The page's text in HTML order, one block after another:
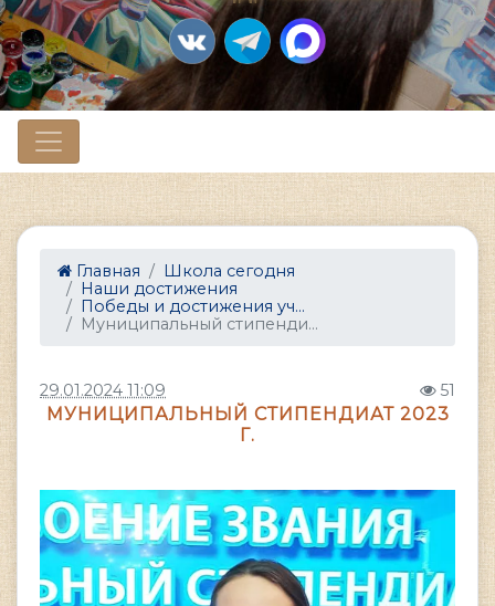
Главная
Школа сегодня
Наши достижения
Победы и достижения уч...
Муниципальный стипенди...
29.01.2024 11:09 51
МУНИЦИПАЛЬНЫЙ СТИПЕНДИАТ 2023
Г.